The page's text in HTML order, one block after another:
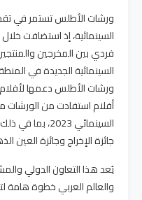
ورشات الأطلس تستمر في
فردي بين المخرجين
السينمائية الجديدة في
ورشات الأطلس دعمها
أفلام استفادت من
السينمائي 2023، بما في ذلك فيلم
جائزة الإخراج وجائزة العين
يُعد هذا التعاون الدولي
والعالم العربي خطوة هامة